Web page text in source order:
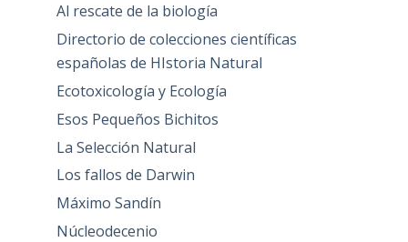
Al rescate de la biología
Directorio de colecciones científicas
españolas de HIstoria Natural
Ecotoxicología y Ecología
Esos Pequeños Bichitos
La Selección Natural
Los fallos de Darwin
Máximo Sandín
Núcleodecenio